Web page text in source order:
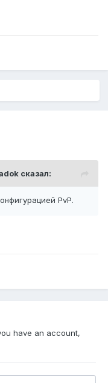
сказал:
PvP.
have an account,